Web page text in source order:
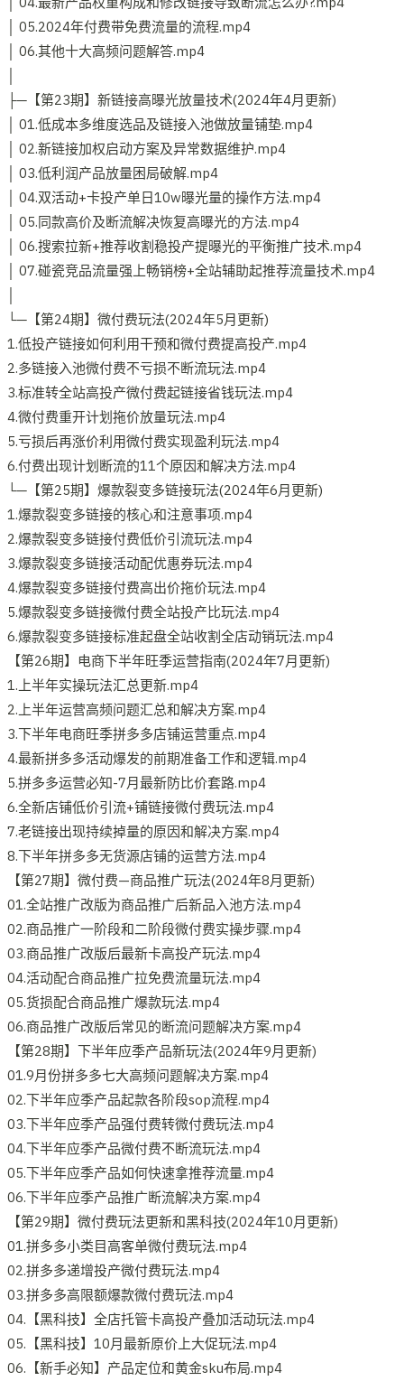
│ 05.2024年付费带免费流量的流程.mp4
│ 06.其他十大高频问题解答.mp4
├─【第23期】新链接高曝光放量技术(2024年4月更新)
│ 01.低成本多维度选品及链接入池做放量铺垫.mp4
│ 02.新链接加权启动方案及异常数据维护.mp4
│ 03.低利润产品放量困局破解.mp4
│ 04.双活动+卡投产单日10w曝光量的操作方法.mp4
│ 05.同款高价及断流解决恢复高曝光的方法.mp4
│ 06.搜索拉新+推荐收割稳投产提曝光的平衡推广技术.mp4
│ 07.碰瓷竞品流量强上畅销榜+全站辅助起推荐流量技术.mp4
└─【第24期】微付费玩法(2024年5月更新)
1.低投产链接如何利用干预和微付费提高投产.mp4
2.多链接入池微付费不亏损不断流玩法.mp4
3.标准转全站高投产微付费起链接省钱玩法.mp4
4.微付费重开计划拖价放量玩法.mp4
5.亏损后再涨价利用微付费实现盈利玩法.mp4
6.付费出现计划断流的11个原因和解决方法.mp4
└─【第25期】爆款裂变多链接玩法(2024年6月更新)
1.爆款裂变多链接的核心和注意事项.mp4
2.爆款裂变多链接付费低价引流玩法.mp4
3.爆款裂变多链接活动配优惠券玩法.mp4
4.爆款裂变多链接付费高出价拖价玩法.mp4
5.爆款裂变多链接微付费全站投产比玩法.mp4
6.爆款裂变多链接标准起盘全站收割全店动销玩法.mp4
【第26期】电商下半年旺季运营指南(2024年7月更新)
1.上半年实操玩法汇总更新.mp4
2.上半年运营高频问题汇总和解决方案.mp4
3.下半年电商旺季拼多多店铺运营重点.mp4
4.最新拼多多活动爆发的前期准备工作和逻辑.mp4
5.拼多多运营必知-7月最新防比价套路.mp4
6.全新店铺低价引流+铺链接微付费玩法.mp4
7.老链接出现持续掉量的原因和解决方案.mp4
8.下半年拼多多无货源店铺的运营方法.mp4
【第27期】微付费—商品推广玩法(2024年8月更新)
01.全站推广改版为商品推广后新品入池方法.mp4
02.商品推广一阶段和二阶段微付费实操步骤.mp4
03.商品推广改版后最新卡高投产玩法.mp4
04.活动配合商品推广拉免费流量玩法.mp4
05.货损配合商品推广爆款玩法.mp4
06.商品推广改版后常见的断流问题解决方案.mp4
【第28期】下半年应季产品新玩法(2024年9月更新)
01.9月份拼多多七大高频问题解决方案.mp4
02.下半年应季产品起款各阶段sop流程.mp4
03.下半年应季产品强付费转微付费玩法.mp4
04.下半年应季产品微付费不断流玩法.mp4
05.下半年应季产品如何快速拿推荐流量.mp4
06.下半年应季产品推广断流解决方案.mp4
【第29期】微付费玩法更新和黑科技(2024年10月更新)
01.拼多多小类目高客单微付费玩法.mp4
02.拼多多递增投产微付费玩法.mp4
03.拼多多高限额爆款微付费玩法.mp4
04.【黑科技】全店托管卡高投产叠加活动玩法.mp4
05.【黑科技】10月最新原价上大促玩法.mp4
06.【新手必知】产品定位和黄金sku布局.mp4